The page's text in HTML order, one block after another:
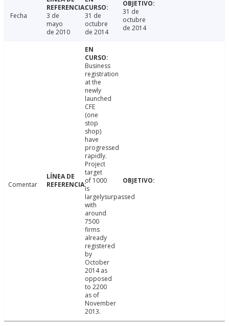
Fecha
3 de
mayo
de 2010
31 de
octubre
de 2014
31 de
octubre
de 2014
Comentar
Business
registration
at the
newly
launched
CFE
(one
stop
shop)
have
progressed
rapidly.
Project
target
of 1000
is
largelysurpassed
with
around
7500
firms
already
registered
by
October
2014 as
opposed
to 2200
as of
November
2013.